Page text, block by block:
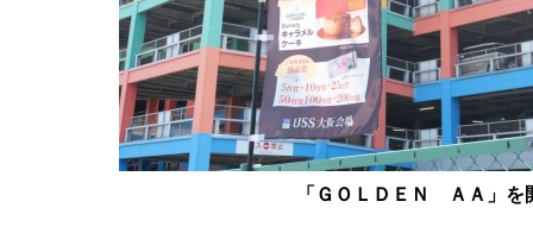
「ＧＯＬＤＥＮ ＡＡ」を